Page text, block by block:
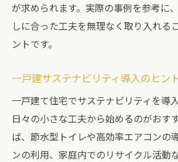
が求められます。実際の事例を参考に
しに合った工夫を無理なく取り入れる
ントです。
一戸建サステナビリティ導入のヒン
一戸建て住宅でサステナビリティを導
日々の小さな工夫から始めるのがおす
ば、節水型トイレや高効率エアコンの
ンの利用、家庭内でのリサイクル活動